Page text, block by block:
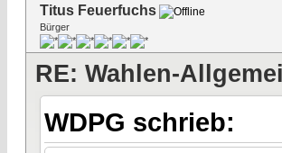
Titus Feuerfuchs
Bürger
RE: Wahlen-
WDPG schrieb: